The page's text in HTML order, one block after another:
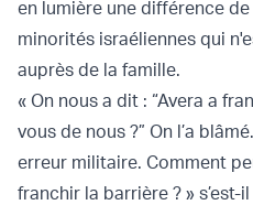
en lumière une différence
minorités israéliennes qui
auprès de la famille.
« On nous a dit : “Avera a
vous de nous ?” On l’a
erreur militaire. Comment
franchir la barrière ? »